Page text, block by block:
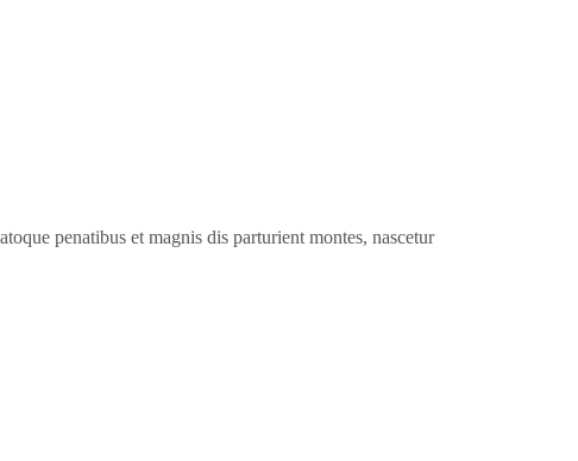
penatibus et magnis dis parturient montes, nascetur